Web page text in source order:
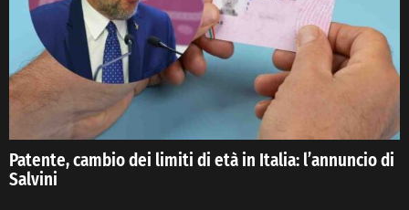
Patente, cambio dei limiti di età in Italia: l’annuncio di
Salvini